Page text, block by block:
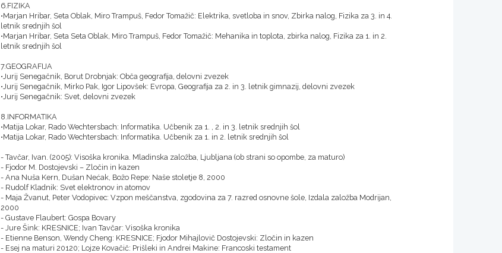
6.FIZIKA
•Marjan Hribar, Seta Oblak, Miro Trampuš, Fedor Tomažič: Elektrika, svetloba in snov, Zbirka nalog, Fizika za 3. in 4.
letnik srednjih šol
•Marjan Hribar, Seta Seta Oblak, Miro Trampuš, Fedor Tomažič: Mehanika in toplota, zbirka nalog, Fizika za 1. in 2.
letnik srednjih šol
7.GEOGRAFIJA
•Jurij Senegačnik, Borut Drobnjak: Obča geografija, delovni zvezek
•Jurij Senegačnik, Mirko Pak, Igor Lipovšek: Evropa, Geografija za 2. in 3. letnik gimnazij, delovni zvezek
•Jurij Senegačnik: Svet, delovni zvezek
8.INFORMATIKA
•Matija Lokar, Rado Wechtersbach: Informatika. Učbenik za 1. , 2. in 3. letnik srednjih šol
•Matija Lokar, Rado Wechtersbach: Informatika. Učbenik za 1. in 2. letnik srednjih šol
- Tavčar, Ivan. (2005): Visoška kronika. Mladinska založba, Ljubljana (ob strani so opombe, za maturo)
- Fjodor M. Dostojevski – Zločin in kazen
- Ana Nuša Kern, Dušan Nećak, Božo Repe: Naše stoletje 8, 2000
- Rudolf Kladnik: Svet elektronov in atomov
- Maja Žvanut, Peter Vodopivec: Vzpon meščanstva, zgodovina za 7. razred osnovne šole, Izdala založba Modrijan,
2000
- Gustave Flaubert: Gospa Bovary
- Jure Šink: KRESNICE; Ivan Tavčar: Visoška kronika
- Etienne Benson, Wendy Cheng: KRESNICE; Fjodor Mihajlovič Dostojevski: Zločin in kazen
- Esej na maturi 20120; Lojze Kovačič: Prišleki in Andrei Makine: Francoski testament